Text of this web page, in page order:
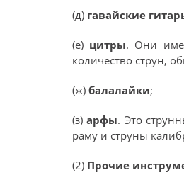
(д) гавайские
(е) цитры. Они
количество струн,
(ж) балалайки;
(з)арфы. Это
раму и струны
(2) Прочие